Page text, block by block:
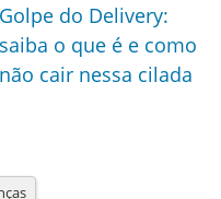
Golpe do Delivery:
saiba o que é e como
não cair nessa cilada